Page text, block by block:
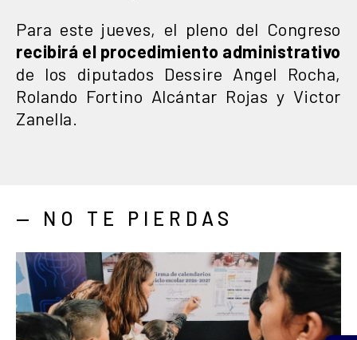
Para este jueves, el pleno del Congreso
recibirá el procedimiento administrativo
de los diputados Dessire Angel Rocha,
Rolando Fortino Alcántar Rojas y Victor
Zanella.
— NO TE PIERDAS